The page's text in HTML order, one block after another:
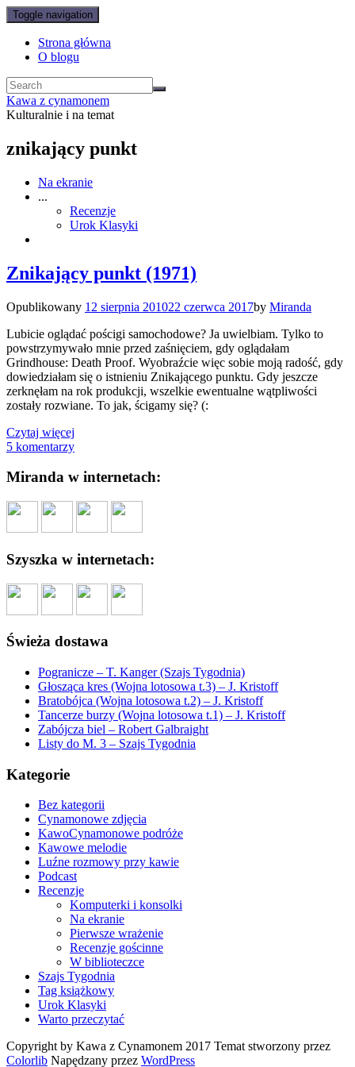
Toggle navigation
Strona główna
O blogu
Kawa z cynamonem
Kulturalnie i na temat
znikający punkt
Na ekranie
...
Recenzje
Urok Klasyki
Znikający punkt (1971)
Opublikowany 12 sierpnia 201022 czerwca 2017by Miranda
Lubicie oglądać pościgi samochodowe? Ja uwielbiam. Tylko to
powstrzymywało mnie przed zaśnięciem, gdy oglądałam
Grindhouse: Death Proof. Wyobraźcie więc sobie moją radość, gdy
dowiedziałam się o istnieniu Znikającego punktu. Gdy jeszcze
zerknęłam na rok produkcji, wszelkie ewentualne wątpliwości
zostały rozwiane. To jak, ścigamy się? (:
Czytaj więcej
5 komentarzy
Miranda w internetach:
Szyszka w internetach:
Świeża dostawa
Pogranicze – T. Kanger (Szajs Tygodnia)
Głosząca kres (Wojna lotosowa t.3) – J. Kristoff
Bratobójca (Wojna lotosowa t.2) – J. Kristoff
Tancerze burzy (Wojna lotosowa t.1) – J. Kristoff
Zabójcza biel – Robert Galbraight
Listy do M. 3 – Szajs Tygodnia
Kategorie
Bez kategorii
Cynamonowe zdjęcia
KawoCynamonowe podróże
Kawowe melodie
Luźne rozmowy przy kawie
Podcast
Recenzje
Komputerki i konsolki
Na ekranie
Pierwsze wrażenie
Recenzje gościnne
W biblioteczce
Szajs Tygodnia
Tag książkowy
Urok Klasyki
Warto przeczytać
Copyright by Kawa z Cynamonem 2017 Temat stworzony przez
Colorlib Napędzany przez WordPress